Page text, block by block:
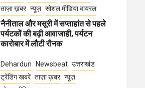
ताज़ा ख़बर न्यूज़ सोशल मीडिया वायरल
नैनीताल और मसूरी में सप्ताहांत से पहले
पर्यटकों की बढ़ी आवाजाही, पर्यटन
कारोबार में लौटी रौनक
Dehardun Newsbeat उत्तराखंड
ट्रेंडिंग खबरें ताज़ा ख़बर न्यूज़